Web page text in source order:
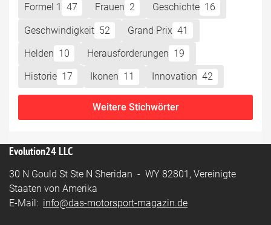
Formel 1 47 Frauen 2 Geschichte 16
Geschwindigkeit 52 Grand Prix 41
Helden 10 Herausforderungen 19
Historie 17 Ikonen 11 Innovation 42
Weitere Stichwörter
Evolution24 LLC
30 N Gould St Ste N Sheridan - WY 82801, Vereinigte
Staaten von Amerika
E-Mail: info@das-motorsport-magazin.de